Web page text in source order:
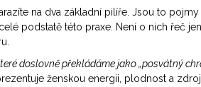
na dva základní pilíře. Jsou to pojmy
podstatě této praxe. Není o nich řeč
doslovně překládáme jako „posvátný
ženskou energii, plodnost a